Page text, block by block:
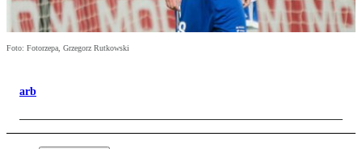
Foto: Fotorzepa, Grzegorz Rutkowski
arb